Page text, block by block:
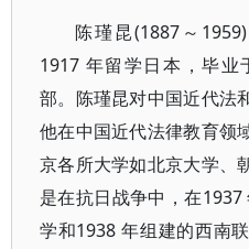
陈瑾昆(1887～
1917 年留学日本，毕
部。陈瑾昆对中国近代法
他在中国近代法律教育领
京各所大学如北京大学、
是在抗日战争中，在
学和1938 年组建的西南